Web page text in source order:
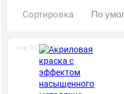
Сортировка
код: 20102634